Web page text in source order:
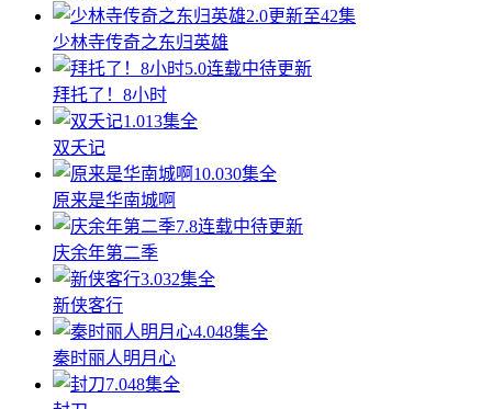
2.0更新至42集
少林寺传奇之东归英雄
5.0连载中待更新
拜托了！8小时
1.013集全
双夭记
10.030集全
原来是华南城啊
7.8连载中待更新
庆余年第二季
3.032集全
新侠客行
4.048集全
秦时丽人明月心
7.048集全